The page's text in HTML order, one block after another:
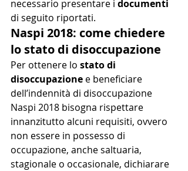
necessario presentare i documenti
di seguito riportati.
Naspi 2018: come chiedere
lo stato di disoccupazione
Per ottenere lo stato di
disoccupazione e beneficiare
dell’indennità di disoccupazione
Naspi 2018 bisogna rispettare
innanzitutto alcuni requisiti, ovvero
non essere in possesso di
occupazione, anche saltuaria,
stagionale o occasionale, dichiarare